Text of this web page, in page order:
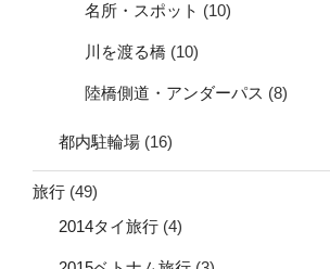
名所・スポット (10)
川を渡る橋 (10)
陸橋側道・アンダーパス (8)
都内駐輪場 (16)
旅行 (49)
2014タイ旅行 (4)